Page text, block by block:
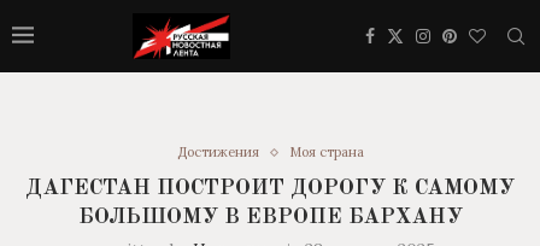
Достижения Моя страна
ДАГЕСТАН ПОСТРОИТ ДОРОГУ К САМОМУ
БОЛЬШОМУ В ЕВРОПЕ БАРХАНУ